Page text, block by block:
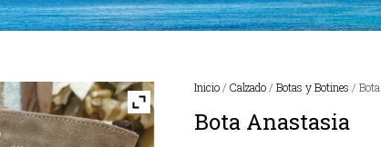
Inicio/ Calzado/ Botas y Botines /
Bota Anastasia